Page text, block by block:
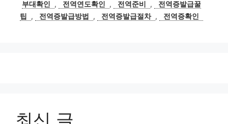
리
부대확인
, 전역연도확인 , 전역준비 ,
전역증발급꿀
팁
, 전역증발급방법 , 전역증발급절차 , 전역증확인
최신 글